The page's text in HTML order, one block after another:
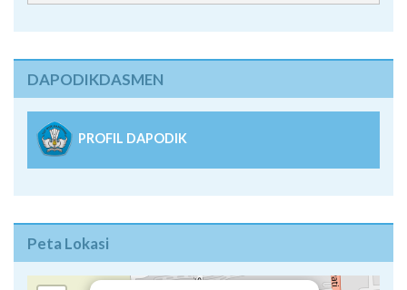
DAPODIKDASMEN
PROFIL DAPODIK
Peta Lokasi